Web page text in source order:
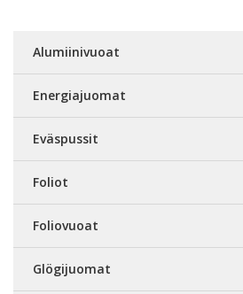
Alumiinivuoat
Energiajuomat
Eväspussit
Foliot
Foliovuoat
Glögijuomat